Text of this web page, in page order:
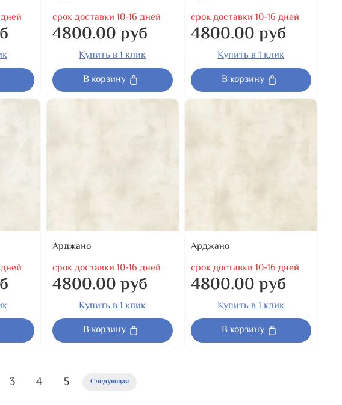
срок доставки 10-16 дней
4800.00 руб
Купить в 1 клик
В корзину
срок доставки 10-16 дней
4800.00 руб
Купить в 1 клик
В корзину
Арджано
срок доставки 10-16 дней
4800.00 руб
Купить в 1 клик
В корзину
Арджано
срок доставки 10-16 дней
4800.00 руб
Купить в 1 клик
В корзину
3 4 5 Следующая